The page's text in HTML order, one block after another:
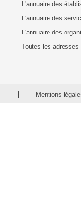
L'annuaire des
L'annuaire des
L'annuaire des
Toutes les adresses
Mentions